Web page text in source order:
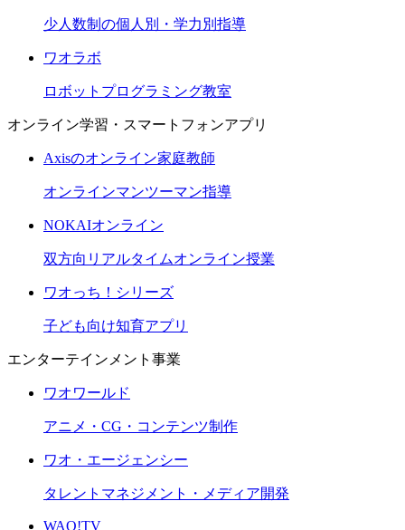
少人数制の個人別・学力別指導
ワオラボ
ロボットプログラミング教室
オンライン学習・スマートフォンアプリ
Axisのオンライン家庭教師
オンラインマンツーマン指導
NOKAIオンライン
双方向リアルタイムオンライン授業
ワオっち！シリーズ
子ども向け知育アプリ
エンターテインメント事業
ワオワールド
アニメ・CG・コンテンツ制作
ワオ・エージェンシー
タレントマネジメント・メディア開発
WAO!TV